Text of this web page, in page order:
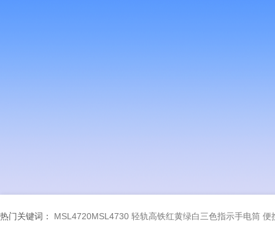
热门关键词： MSL4720MSL4730 轻轨高铁红黄绿白三色指示手电筒 便